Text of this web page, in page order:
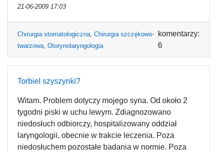
21-06-2009 17:03
Chirurgia stomatologiczna, Chirurgia szczękowo-
twarzowa, Otorynolaryngologia
komentarzy:
6
Torbiel szyszynki?
Witam. Problem dotyczy mojego syna. Od około 2
tygodni piski w uchu lewym. Zdiagnozowano
niedosłuch odbiorczy, hospitalizowany oddział
laryngologii, obecnie w trakcie leczenia. Poza
niedosłuchem pozostałe badania w normie. Poza